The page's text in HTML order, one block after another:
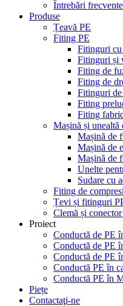
Întrebări frecvente
Produse
Țeavă PE
Fiting PE
Fitinguri cu
Fitinguri și
Fiting de
Fiting de
Fitinguri
Fiting
Fiting
Mașină și unealtă
Mașină de
Mașină de
Mașină de
Unelte
Sudare cu
Fiting de
Țevi și fitinguri
Clemă și
Proiect
Conductă de PE
Conductă de PE
Conductă de PE
Conductă PE în
Conductă PE în
Piețe
Contactaţi-ne